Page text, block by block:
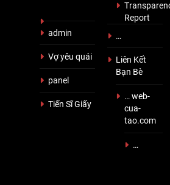
admin
Vợ yêu quái
panel
Tiến Sĩ Giấy
Report
…
Liên Kết
Bạn Bè
… web-
cua-
tao.com
…